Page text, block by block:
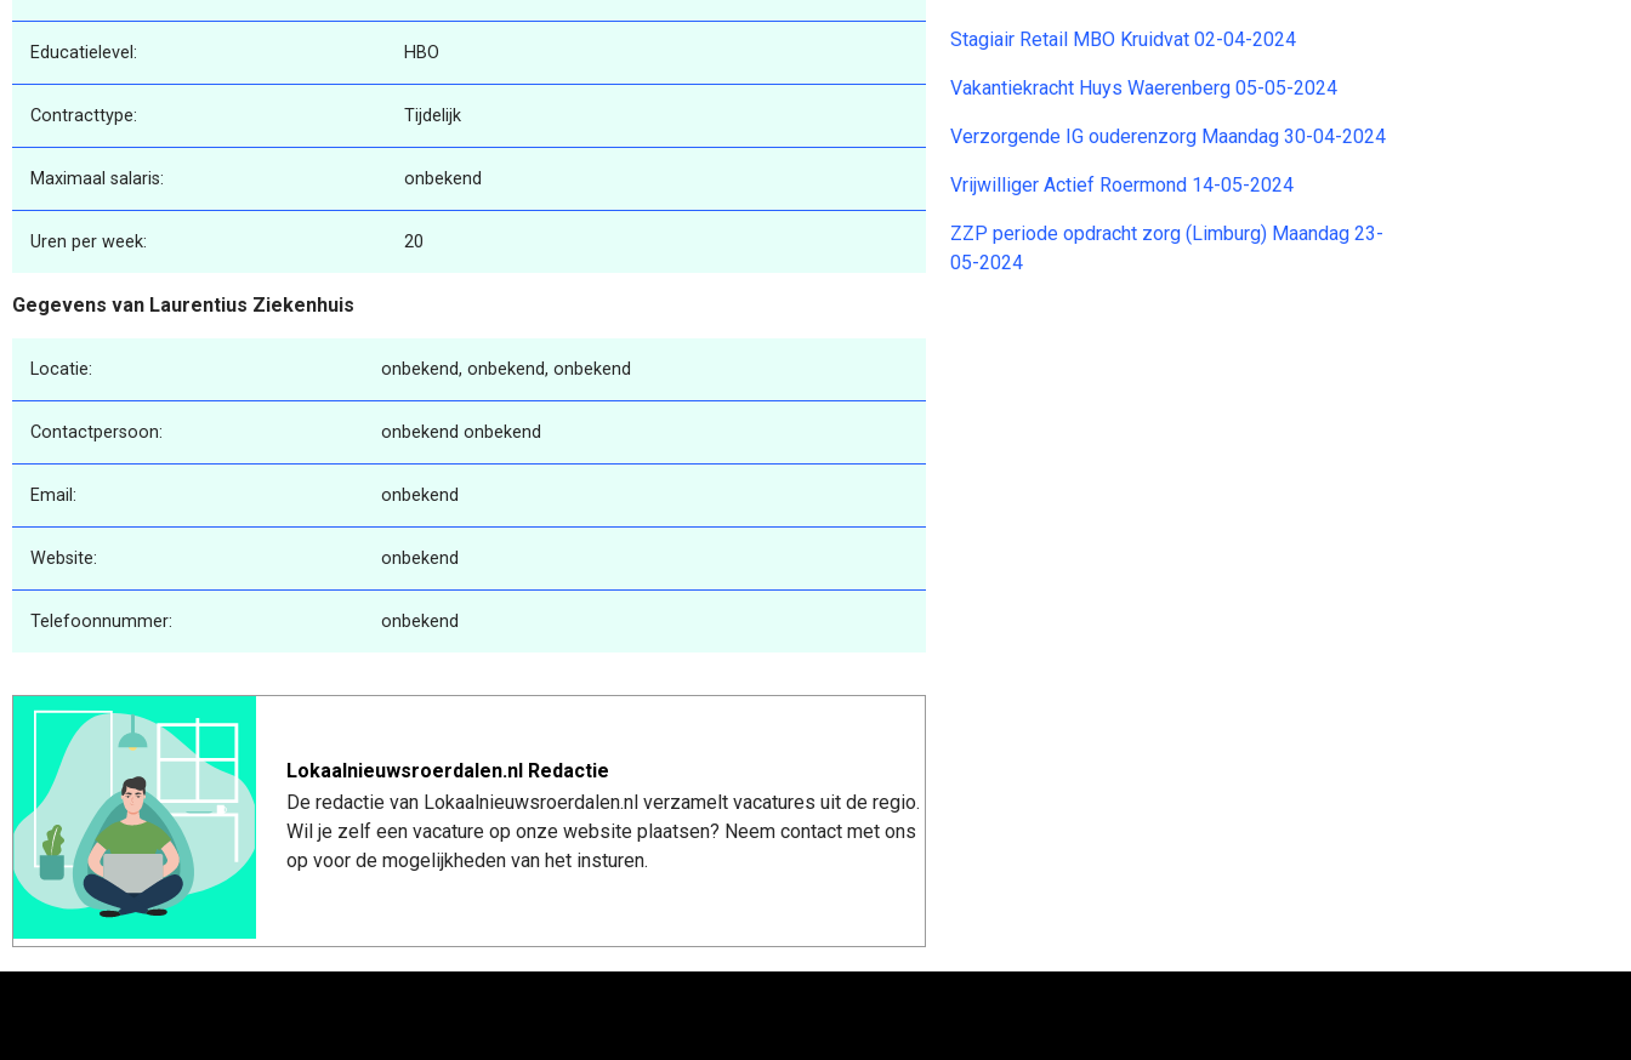
Educatielevel: HBO
Contracttype: Tijdelijk
Maximaal salaris: onbekend
Uren per week: 20
Gegevens van Laurentius Ziekenhuis
Locatie: onbekend, onbekend, onbekend
Contactpersoon: onbekend onbekend
Email: onbekend
Website: onbekend
Telefoonnummer: onbekend
Lokaalnieuwsroerdalen.nl Redactie
De redactie van Lokaalnieuwsroerdalen.nl verzamelt vacatures uit de regio.
Wil je zelf een vacature op onze website plaatsen? Neem contact met ons
op voor de mogelijkheden van het insturen.
Stagiair Retail MBO Kruidvat 02-04-2024
Vakantiekracht Huys Waerenberg 05-05-2024
Verzorgende IG ouderenzorg Maandag 30-04-2024
Vrijwilliger Actief Roermond 14-05-2024
ZZP periode opdracht zorg (Limburg) Maandag 23-
05-2024